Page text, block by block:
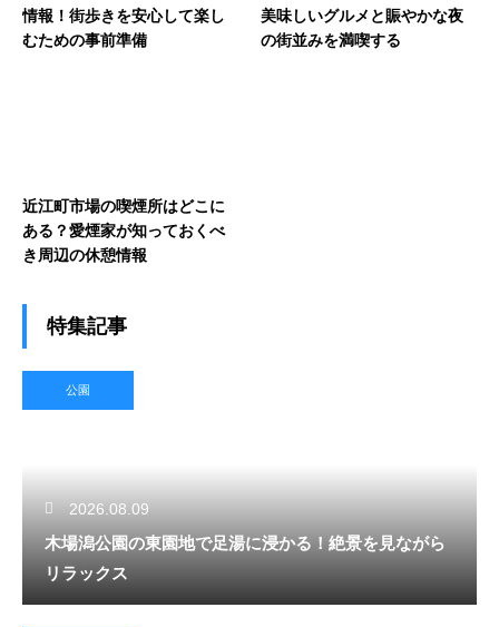
情報！街歩きを安心して楽し
むための事前準備
美味しいグルメと賑やかな夜
の街並みを満喫する
近江町市場の喫煙所はどこに
ある？愛煙家が知っておくべ
き周辺の休憩情報
特集記事
公園
2026.08.09
木場潟公園の東園地で足湯に浸かる！絶景を見ながら
リラックス